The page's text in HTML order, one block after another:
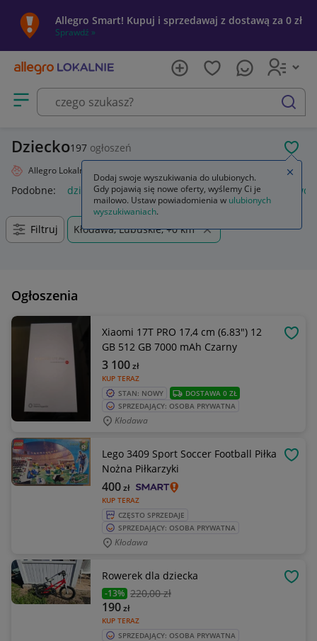
Allegro Smart! Kupuj i sprzedawaj z dostawą za 0 zł
Sprawdź »
Otwórz menu z kategoriami
szukaj
Dziecko197 ogłoszeń
Allegro Lokalnie
Podobne: dziecko naklejka dziecko w aucie lalki jak
Filtruj Kłodawa, Lubuskie, +0 km
Ogłoszenia
Xiaomi 17T PRO 17,4 cm (6.83") 12
GB 512 GB 7000 mAh Czarny
KUP TERAZ
3 100zł
STAN: NOWY
DOSTAWA 0 ZŁ
SPRZEDAJĄCY: OSOBA PRYWATNA
Kłodawa
Lego 3409 Sport Soccer Football Piłka
Nożna Piłkarzyki
KUP TERAZ
400zł
CZĘSTO SPRZEDAJE
SPRZEDAJĄCY: OSOBA PRYWATNA
Kłodawa
Rowerek dla dziecka
-13% 220,00 zł
KUP TERAZ
190zł
SPRZEDAJĄCY: OSOBA PRYWATNA
Dodaj swoje wyszukiwania do ulubionych.
Gdy pojawią się nowe oferty, wyślemy Ci je
mailowo. Ustaw powiadomienia w ulubionych
wyszukiwaniach.